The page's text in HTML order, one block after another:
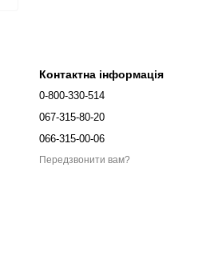
Контактна інформація
0-800-330-514
067-315-80-20
066-315-00-06
Передзвонити вам?